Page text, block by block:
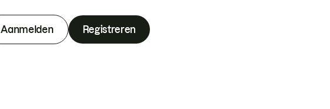
Aanmelden Registreren